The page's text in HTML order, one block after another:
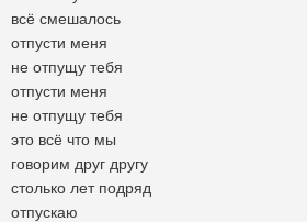
всё смешалось
отпусти меня
не отпущу тебя
отпусти меня
не отпущу тебя
это всё что мы
говорим друг другу
столько лет подряд
отпускаю